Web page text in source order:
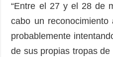
“Entre el 27 y el 28 de
cabo un
probablemente
de sus propias tropas